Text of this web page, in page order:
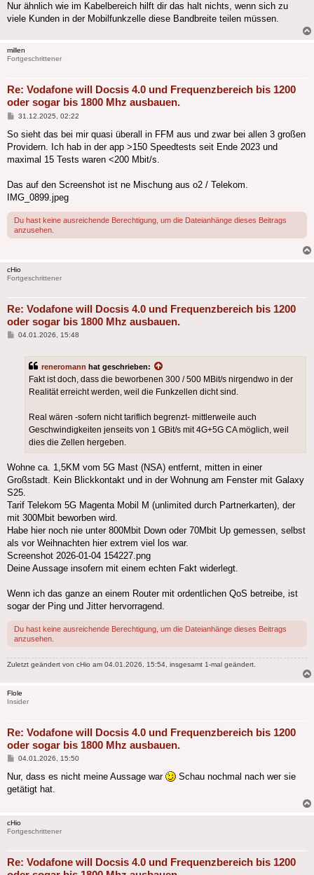
Nur ähnlich wie im Kabelbereich hilft dir das halt nichts, wenn sich zu
viele Kunden in der Mobilfunkzelle diese Bandbreite teilen müssen.
millen
Fortgeschrittener
Re: Vodafone will Docsis 4.0 und Frequenzbereich bis 1200
oder sogar bis 1800 Mhz ausbauen.
Beitrag
31.12.2025, 02:22
So sieht das bei mir quasi überall in FFM aus und zwar bei allen 3 großen
Providern. Ich hab in der app >150 Speedtests seit Ende 2023 und
maximal 15 Tests waren <200 Mbit/s.
Das auf den Screenshot ist ne Mischung aus o2 / Telekom.
IMG_0899.jpeg
Du hast keine ausreichende Berechtigung, um die Dateianhänge dieses Beitrags
anzusehen.
cHio
Fortgeschrittener
Re: Vodafone will Docsis 4.0 und Frequenzbereich bis 1200
oder sogar bis 1800 Mhz ausbauen.
Beitrag
04.01.2026, 15:48
reneromann hat geschrieben:
Fakt ist doch, dass die beworbenen 300 / 500 MBit/s nirgendwo in der
Realität erreicht werden, weil die Funkzellen dicht sind.
Real wären -sofern nicht tariflich begrenzt- mittlerweile auch
Geschwindigkeiten jenseits von 1 GBit/s mit 4G+5G CA möglich, weil
dies die Zellen hergeben.
Wohne ca. 1,5KM vom 5G Mast (NSA) entfernt, mitten in einer
Großstadt. Kein Blickkontakt und in der Wohnung am Fenster mit Galaxy
S25.
Tarif Telekom 5G Magenta Mobil M (unlimited durch Partnerkarten), der
mit 300Mbit beworben wird.
Habe hier noch nie unter 800Mbit Down oder 70Mbit Up gemessen, selbst
als vor Weihnachten hier extrem viel los war.
Screenshot 2026-01-04 154227.png
Deine Aussage insofern mit einem echten Fakt widerlegt.
Wenn ich das ganze an einem Router mit ordentlichen QoS betreibe, ist
sogar der Ping und Jitter hervorragend.
Du hast keine ausreichende Berechtigung, um die Dateianhänge dieses Beitrags
anzusehen.
Zuletzt geändert von cHio am 04.01.2026, 15:54, insgesamt 1-mal geändert.
Flole
Insider
Re: Vodafone will Docsis 4.0 und Frequenzbereich bis 1200
oder sogar bis 1800 Mhz ausbauen.
Beitrag
04.01.2026, 15:50
Nur, dass es nicht meine Aussage war
Schau nochmal nach wer sie
getätigt hat.
cHio
Fortgeschrittener
Re: Vodafone will Docsis 4.0 und Frequenzbereich bis 1200